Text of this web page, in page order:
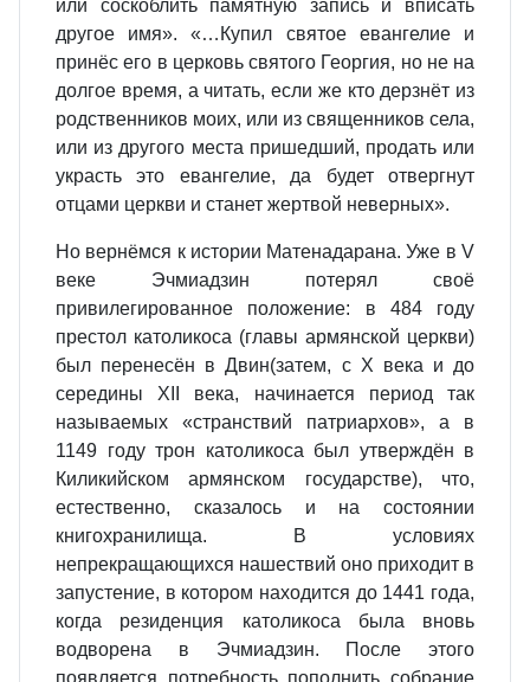
или соскоблить памятную запись и вписать
другое имя». «…Купил святое евангелие и
принёс его в церковь святого Георгия, но не на
долгое время, а читать, если же кто дерзнёт из
родственников моих, или из священников села,
или из другого места пришедший, продать или
украсть это евангелие, да будет отвергнут
отцами церкви и станет жертвой неверных».
Но вернёмся к истории Матенадарана. Уже в V
веке Эчмиадзин потерял своё
привилегированное положение: в 484 году
престол католикоса (главы армянской церкви)
был перенесён в Двин(затем, с X века и до
середины XII века, начинается период так
называемых «странствий патриархов», а в
1149 году трон католикоса был утверждён в
Киликийском армянском государстве), что,
естественно, сказалось и на состоянии
книгохранилища. В условиях
непрекращающихся нашествий оно приходит в
запустение, в котором находится до 1441 года,
когда резиденция католикоса была вновь
водворена в Эчмиадзин. После этого
появляется потребность пополнить собрание